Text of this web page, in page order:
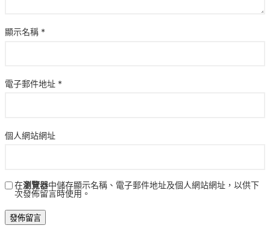
顯示名稱 *
電子郵件地址 *
個人網站網址
在瀏覽器中儲存顯示名稱、電子郵件地址及個人網站網址，以供下
次發佈留言時使用。